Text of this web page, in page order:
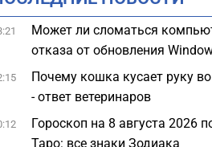
Может ли сломаться
отказа от обновления
Почему кошка кусает руку
- ответ ветеринаров
Гороскоп на 8 августа 2026
Таро: все знаки Зодиака